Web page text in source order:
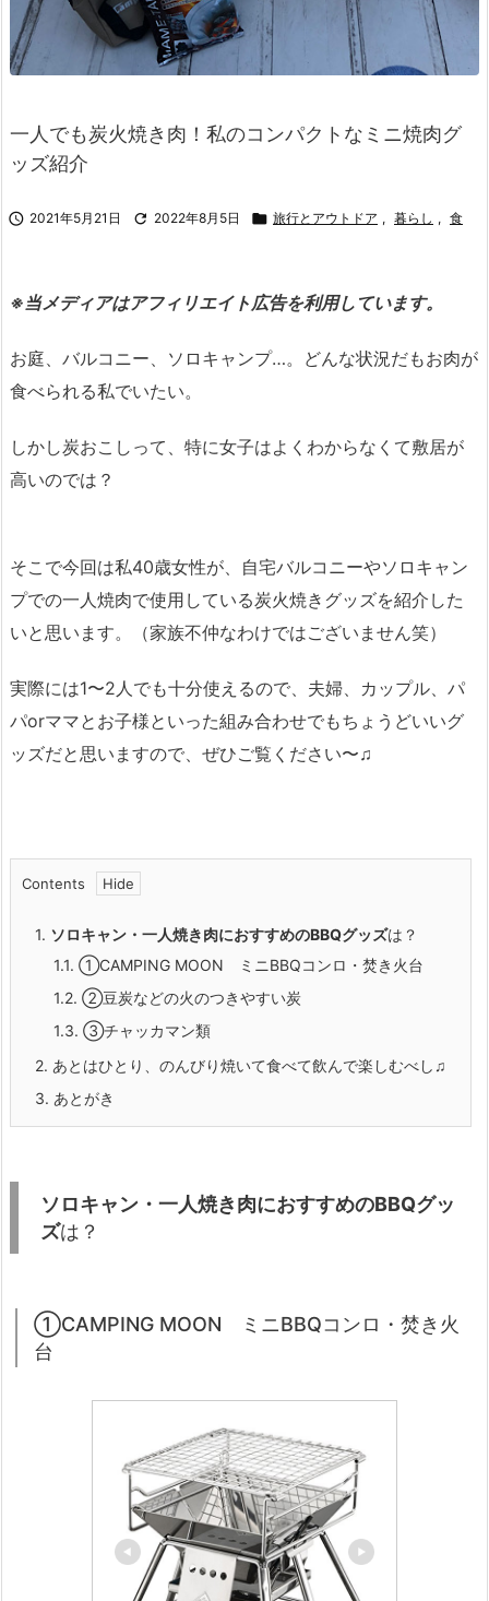
一人でも炭火焼き肉！私のコンパクトなミニ焼肉グ
ッズ紹介
 2021年5月21日  2022年8月5日  旅行とアウトドア , 暮らし , 食
※当メディアはアフィリエイト広告を利用しています。
お庭、バルコニー、ソロキャンプ…。どんな状況だもお肉が
食べられる私でいたい。
しかし炭おこしって、特に女子はよくわからなくて敷居が
高いのでは？
そこで今回は私40歳女性が、自宅バルコニーやソロキャン
プでの一人焼肉で使用している炭火焼きグッズを紹介した
いと思います。（家族不仲なわけではございません笑）
実際には1〜2人でも十分使えるので、夫婦、カップル、パ
パorママとお子様といった組み合わせでもちょうどいいグ
ッズだと思いますので、ぜひご覧ください〜♫
Contents
1. ソロキャン・一人焼き肉におすすめのBBQグッズは？
1.1. ①CAMPING MOON ミニBBQコンロ・焚き火台
1.2. ②豆炭などの火のつきやすい炭
1.3. ③チャッカマン類
2. あとはひとり、のんびり焼いて食べて飲んで楽しむべし♫
3. あとがき
ソロキャン・一人焼き肉におすすめのBBQグッ
ズは？
①CAMPING MOON ミニBBQコンロ・焚き火
台